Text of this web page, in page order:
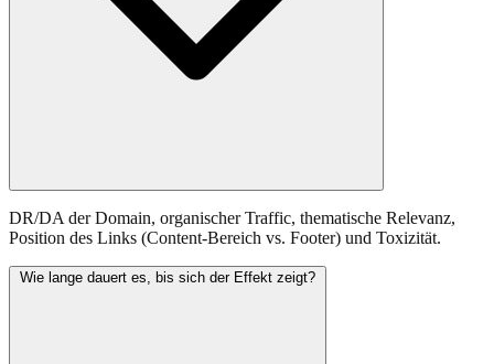
DR/DA der Domain, organischer Traffic, thematische Relevanz,
Position des Links (Content-Bereich vs. Footer) und Toxizität.
Wie lange dauert es, bis sich der Effekt zeigt?